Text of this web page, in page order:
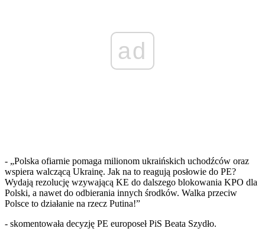
ad
- „Polska ofiarnie pomaga milionom ukraińskich uchodźców oraz
wspiera walczącą Ukrainę. Jak na to reagują posłowie do PE?
Wydają rezolucję wzywającą KE do dalszego blokowania KPO dla
Polski, a nawet do odbierania innych środków. Walka przeciw
Polsce to działanie na rzecz Putina!”
- skomentowała decyzję PE europoseł PiS Beata Szydło.